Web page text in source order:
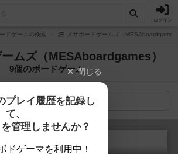
ログイン
ドゲームの検索 メサボードゲームズ（
ムズ（MESAboardgames）
9個のボードゲーム
検索メニュー
閉じる
プレイ履歴を記録し
て、
管理しませんか？
ドゲーマを利用中！